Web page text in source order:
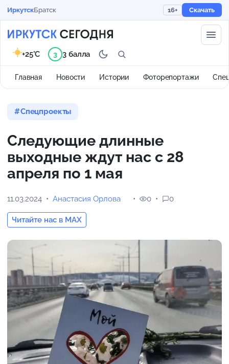
ИркутскБратск 16+ Скачать
Главная Новости Истории Фоторепортажи
+25°C 3 3 балла
Спецпроекты
Следующие длинные
выходные ждут нас с 28
апреля по 1 мая
11.03.2024 Анастасия Орлова
Читайте нас в MAX
0 0